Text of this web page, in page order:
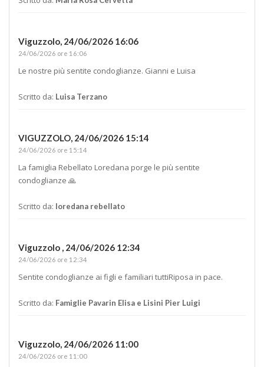
Viguzzolo, 24/06/2026 16:06
24/06/2026 ore 16:06
Le nostre più sentite condoglianze. Gianni e Luisa
Scritto da: Luisa Terzano
VIGUZZOLO, 24/06/2026 15:14
24/06/2026 ore 15:14
La famiglia Rebellato Loredana porge le più sentite
condoglianze 🙏
Scritto da: loredana rebellato
Viguzzolo , 24/06/2026 12:34
24/06/2026 ore 12:34
Sentite condoglianze ai figli e familiari tuttiRiposa in pace.
Scritto da: Famiglie Pavarin Elisa e Lisini Pier Luigi
Viguzzolo, 24/06/2026 11:00
24/06/2026 ore 11:00